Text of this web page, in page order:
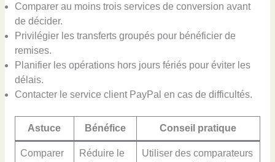
Comparer au moins trois services de conversion avant
de décider.
Privilégier les transferts groupés pour bénéficier de
remises.
Planifier les opérations hors jours fériés pour éviter les
délais.
Contacter le service client PayPal en cas de difficultés.
Astuce Bénéfice Conseil pratique
Comparer
Réduire le
Utiliser des comparateurs